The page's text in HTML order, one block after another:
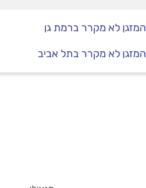
המזגן לא מקרר ברמת גן
המזגן לא מקרר בתל אביב